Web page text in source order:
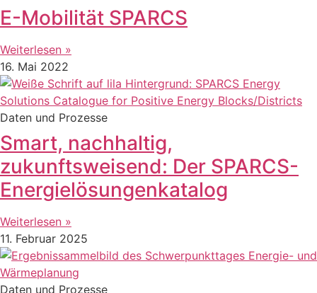
E-Mobilität SPARCS
Weiterlesen »
16. Mai 2022
Daten und Prozesse
Smart, nachhaltig,
zukunftsweisend: Der SPARCS-
Energielösungenkatalog
Weiterlesen »
11. Februar 2025
Daten und Prozesse